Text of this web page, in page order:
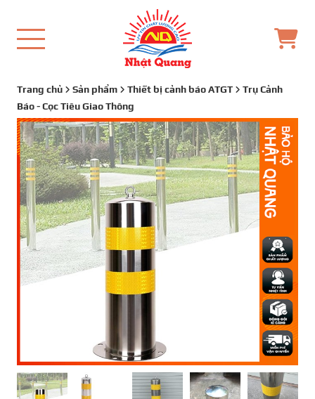
Trang chủ Sản phẩm Thiết bị cảnh báo ATGT
Trụ Cảnh
Báo - Cọc Tiêu Giao Thông